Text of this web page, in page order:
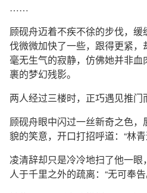
……
顾砚舟迈着不疾不徐的步伐，
伐微微加快了一些，跟得更紧，
毫无生气的寂静，仿佛她并非
裹的梦幻残影。
两人经过三楼时，正巧遇见推门
顾砚舟眼中闪过一丝新奇之色
貌的笑意，开口打招呼道：“林
凌清辞却只是冷冷地扫了他一
人于千里之外的疏离：“无可奉告